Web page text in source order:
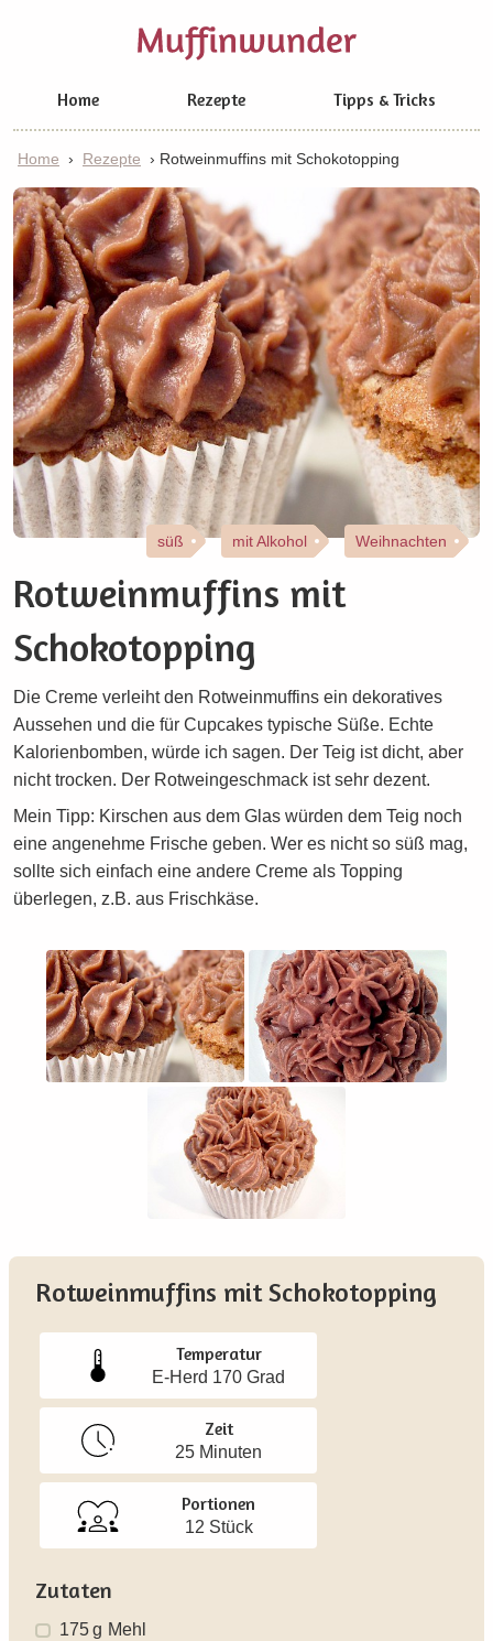
Home Rezepte Tipps & Tricks
Home › Rezepte › Rotweinmuffins mit Schokotopping
süß mit Alkohol Weihnachten
Rotweinmuffins mit
Schokotopping
Die Creme verleiht den Rotweinmuffins ein dekoratives
Aussehen und die für Cupcakes typische Süße. Echte
Kalorienbomben, würde ich sagen. Der Teig ist dicht, aber
nicht trocken. Der Rotweingeschmack ist sehr dezent.
Mein Tipp: Kirschen aus dem Glas würden dem Teig noch
eine angenehme Frische geben. Wer es nicht so süß mag,
sollte sich einfach eine andere Creme als Topping
überlegen, z.B. aus Frischkäse.
Rotweinmuffins mit Schokotopping
Temperatur
E-Herd 170 Grad
Zeit
25 Minuten
Portionen
12 Stück
Zutaten
175 g Mehl